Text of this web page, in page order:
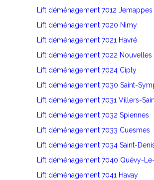
Lift déménagement 7012 Jemappes
Lift déménagement 7020 Nimy
Lift déménagement 7021 Havré
Lift déménagement 7022 Nouvelles
Lift déménagement 7024 Ciply
Lift déménagement 7030 Saint-
Lift déménagement 7031 Villers-
Lift déménagement 7032 Spiennes
Lift déménagement 7033 Cuesmes
Lift déménagement 7034 Saint-
Lift déménagement 7040 Quévy-
Lift déménagement 7041 Havay